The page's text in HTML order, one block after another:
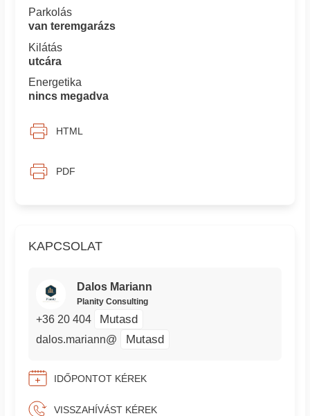
KAPCSOLAT
Dalos Mariann
Planity Consulting
+36 20 404 Mutasd
dalos.mariann@ Mutasd
IDŐPONTOT KÉREK
VISSZAHÍVÁST KÉREK
Parkolás
van teremgarázs
Kilátás
utcára
Energetika
nincs megadva
HTML
PDF